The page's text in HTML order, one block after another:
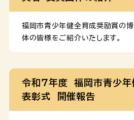
福岡市青少年健全育成奨励賞の博
体の皆様をご紹介いたします。
令和７年度 福岡市青少年
表彰式 開催報告